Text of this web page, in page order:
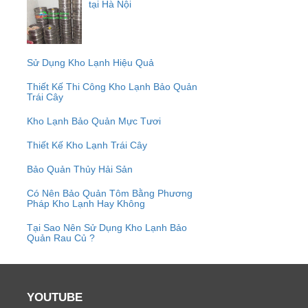
tại Hà Nội
Sử Dụng Kho Lạnh Hiệu Quả
Thiết Kế Thi Công Kho Lạnh Bảo Quản
Trái Cây
Kho Lạnh Bảo Quản Mực Tươi
Thiết Kế Kho Lạnh Trái Cây
Bảo Quản Thủy Hải Sản
Có Nên Bảo Quản Tôm Bằng Phương
Pháp Kho Lạnh Hay Không
Tại Sao Nên Sử Dụng Kho Lạnh Bảo
Quản Rau Củ ?
YOUTUBE